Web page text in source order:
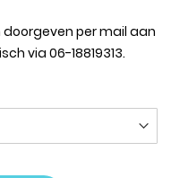
per mail aan
via 06-18819313.